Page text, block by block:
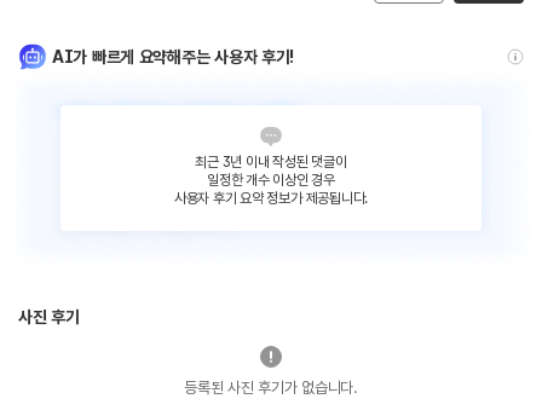
AI가 빠르게 요약해주는 사용자 후기!
최근 3년 이내 작성된 댓글이
일정한 개수 이상인 경우
사용자 후기 요약 정보가 제공됩니다.
사진 후기
등록된 사진 후기가 없습니다.